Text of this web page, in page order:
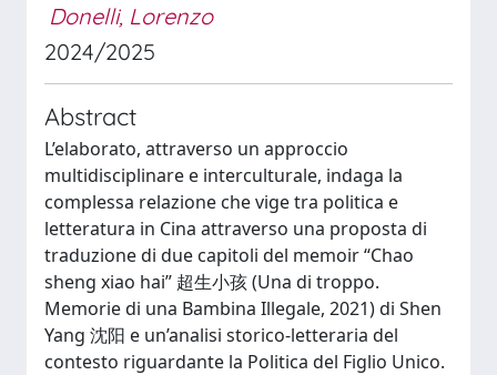
Donelli, Lorenzo
2024/2025
Abstract
L’elaborato, attraverso un approccio
multidisciplinare e interculturale, indaga la
complessa relazione che vige tra politica e
letteratura in Cina attraverso una proposta di
traduzione di due capitoli del memoir “Chao
sheng xiao hai” 超生小孩 (Una di troppo.
Memorie di una Bambina Illegale, 2021) di Shen
Yang 沈阳 e un’analisi storico-letteraria del
contesto riguardante la Politica del Figlio Unico.